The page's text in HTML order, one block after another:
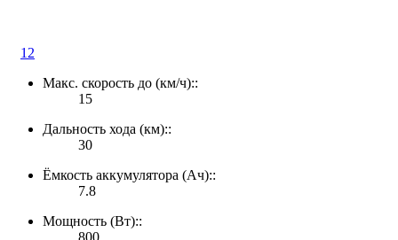
12
Макс. скорость до (км/ч)::
15
Дальность хода (км)::
30
Ёмкость аккумулятора (Ач)::
7.8
Мощность (Вт)::